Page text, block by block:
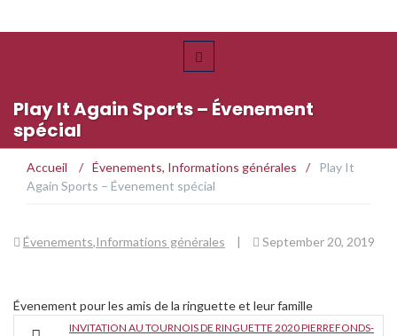
Play It Again Sports – Évenement
spécial
Accueil / Évenements, Informations générales /
Play It
Again Sports – Évenement spécial
Évenements,Informations générales | September 20, 2019
Évenement pour les amis de la ringuette et leur famille
INVITATION AU TOURNOIS DE RINGUETTE 2020 PIERREFONDS-